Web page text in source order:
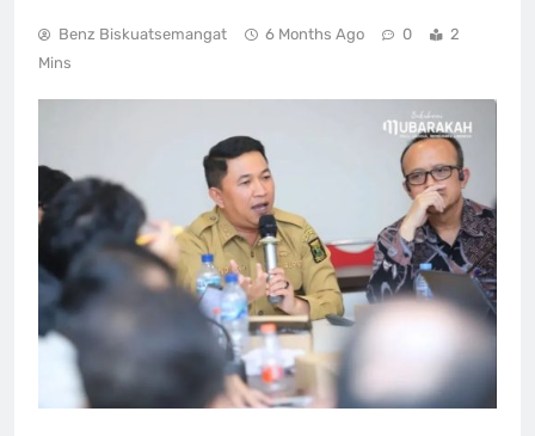
Benz Biskuatsemangat 6 Months Ago 0
2
Mins